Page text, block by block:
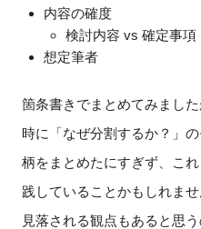
内容の確度
検討内容 vs 確定事項
想定筆者
箇条書きでまとめてみまし
時に「なぜ分割するか？」
柄をまとめたにすぎず、こ
践していることかもしれま
見落される観点もあると思